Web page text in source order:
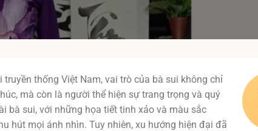
truyền thống Việt Nam, vai trò của bà sui không chỉ
mà còn là người thể hiện sự trang trọng và quý
bà sui, với những họa tiết tinh xảo và màu sắc
hút mọi ánh nhìn. Tuy nhiên, xu hướng hiện đại đã